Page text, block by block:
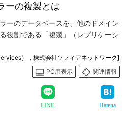
ーの複製とは
ーのデータベースを、他のドメイン
役割である「複製」（レプリケーシ
），株式会社ソフィアネットワーク]
PC用表示
関連情報
LINE Hatena